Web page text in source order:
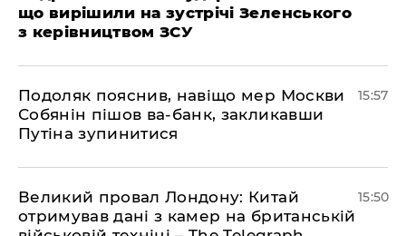
що вирішили на зустрічі Зеленського
з керівництвом ЗСУ
Подоляк пояснив, навіщо мер Москви
Собянін пішов ва-банк, закликавши
Путіна зупинитися
15:57
Великий провал Лондону: Китай
отримував дані з камер на британській
15:50